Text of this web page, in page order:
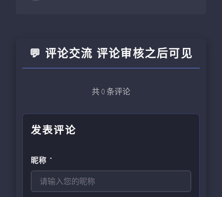
💬 评论交流 评论审核之后可见
共 0 条评论
发表评论
昵称 *